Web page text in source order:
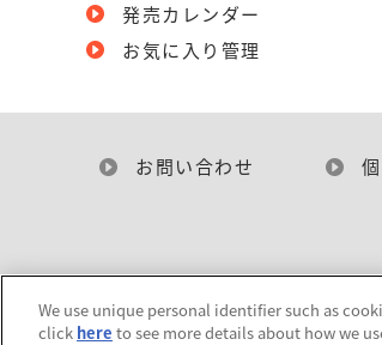
発売カレンダー
お気に入り管理
お問い合わせ
We use unique personal identifier such as
click here to see more details about how we